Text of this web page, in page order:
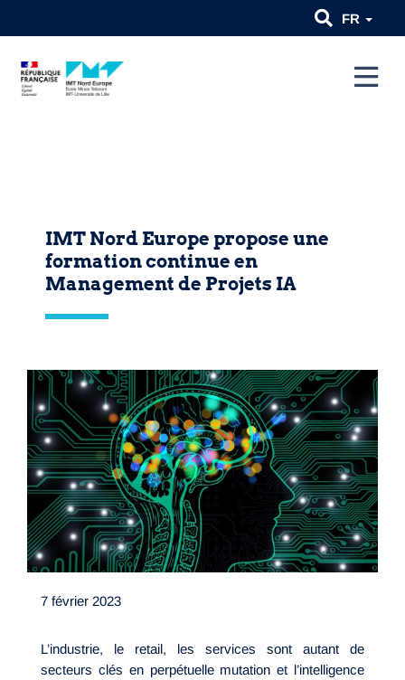
FR
IMT Nord Europe propose une
formation continue en
Management de Projets IA
7 février 2023
L’industrie, le retail, les services sont autant de
secteurs clés en perpétuelle mutation et l’intelligence